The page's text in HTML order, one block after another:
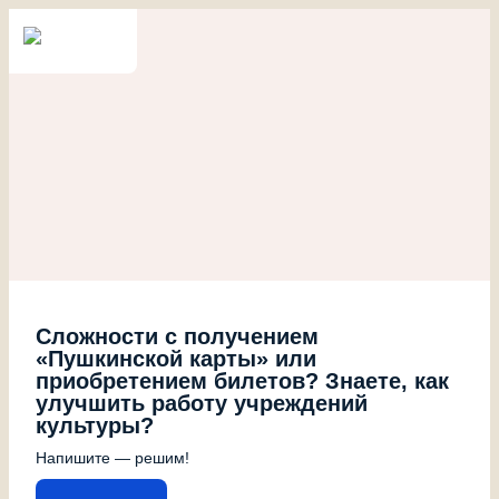
Сложности с получением
«Пушкинской карты» или
приобретением билетов? Знаете, как
улучшить работу учреждений
культуры?
Напишите — решим!